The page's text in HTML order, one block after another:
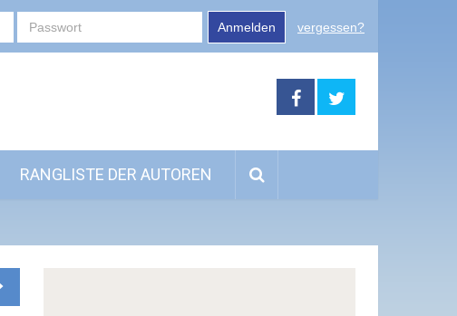
Anmelden vergessen?
RANGLISTE DER AUTOREN